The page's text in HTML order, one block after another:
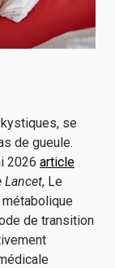
se
de gueule.
2026 article
Lancet, Le
de transition